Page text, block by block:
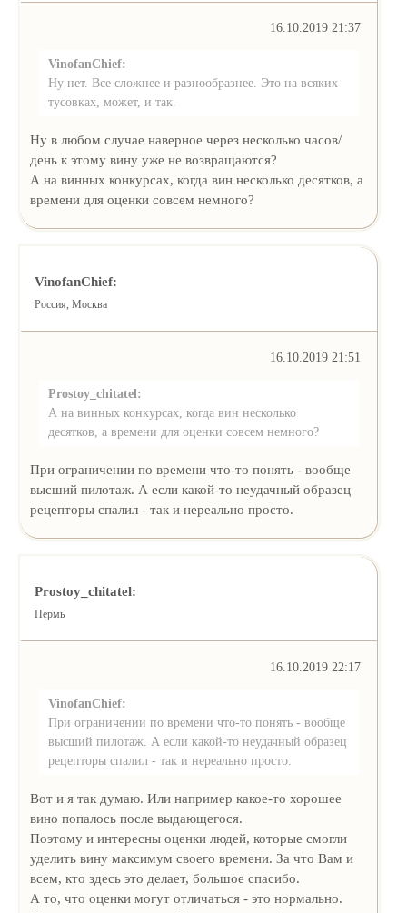
16.10.2019 21:37
VinofanChief:
Ну нет. Все сложнее и разнообразнее. Это на всяких
тусовках, может, и так.
Ну в любом случае наверное через несколько часов/
день к этому вину уже не возвращаются?
А на винных конкурсах, когда вин несколько десятков, а
времени для оценки совсем немного?
VinofanChief:
Россия, Москва
16.10.2019 21:51
Prostoy_chitatel:
А на винных конкурсах, когда вин несколько
десятков, а времени для оценки совсем немного?
При ограничении по времени что-то понять - вообще
высший пилотаж. А если какой-то неудачный образец
рецепторы спалил - так и нереально просто.
Prostoy_chitatel:
Пермь
16.10.2019 22:17
VinofanChief:
При ограничении по времени что-то понять - вообще
высший пилотаж. А если какой-то неудачный образец
рецепторы спалил - так и нереально просто.
Вот и я так думаю. Или например какое-то хорошее
вино попалось после выдающегося.
Поэтому и интересны оценки людей, которые смогли
уделить вину максимум своего времени. За что Вам и
всем, кто здесь это делает, большое спасибо.
А то, что оценки могут отличаться - это нормально.